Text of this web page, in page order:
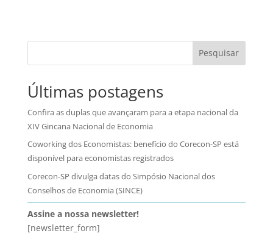
Pesquisar
Últimas postagens
Confira as duplas que avançaram para a etapa nacional da
XIV Gincana Nacional de Economia
Coworking dos Economistas: benefício do Corecon-SP está
disponível para economistas registrados
Corecon-SP divulga datas do Simpósio Nacional dos
Conselhos de Economia (SINCE)
Assine a nossa newsletter!
[newsletter_form]